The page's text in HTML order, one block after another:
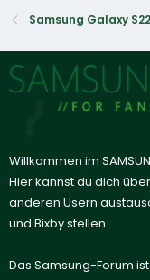
Samsung Galaxy
Willkommen im
Hier kannst du dich
anderen Usern
und Bixby stellen.
Das Samsung-Forum ist